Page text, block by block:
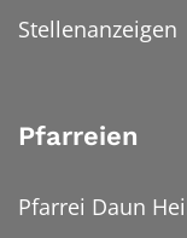
Stellenanzeigen
Pfarreien
Pfarrei Daun